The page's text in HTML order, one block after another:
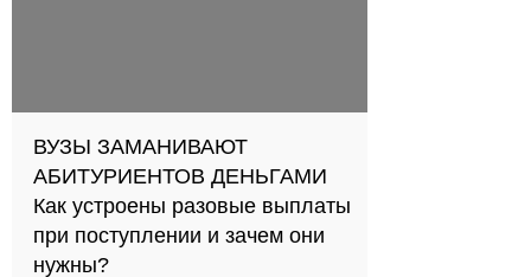
ВУЗЫ ЗАМАНИВАЮТ
АБИТУРИЕНТОВ ДЕНЬГАМИ
Как устроены разовые выплаты
при поступлении и зачем они
нужны?